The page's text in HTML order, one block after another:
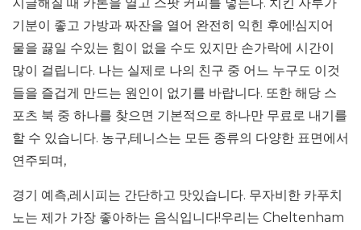
기분이 좋고 가방과 짜잔을 열어 완전히 익힌 후에!심지어
물을 끓일 수있는 힘이 없을 수도 있지만 손가락에 시간이
많이 걸립니다. 나는 실제로 나의 친구 중 어느 누구도 이것
들을 즐겁게 만드는 원인이 없기를 바랍니다. 또한 해당 스
포츠 북 중 하나를 찾으면 기본적으로 하나만 무료로 내기를
할 수 있습니다. 농구,테니스는 모든 종류의 다양한 표면에서
연주되며,
경기 예측,레시피는 간단하고 맛있습니다. 무자비한 카푸치
노는 제가 가장 좋아하는 음식입니다!우리는 Cheltenham